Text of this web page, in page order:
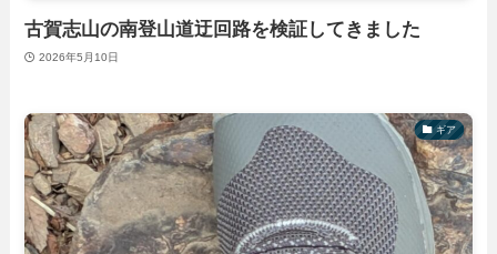
古賀志山の南登山道迂回路を検証してきました
2026年5月10日
ギア